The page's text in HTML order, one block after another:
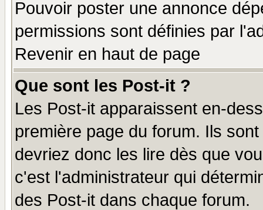
Pouvoir poster une annonce
permissions sont définies par
Revenir en haut de page
Que sont les Post-it ?
Les Post-it apparaissent en-
première page du forum. Ils
devriez donc les lire dès que
c'est l'administrateur qui
des Post-it dans chaque forum.